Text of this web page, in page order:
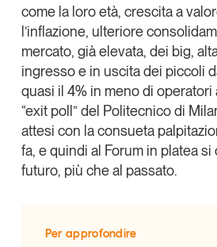
Eventi e formazione
Tutti gli appuntamenti
Chi siamo
Contatti
Tendenze Journal
come la loro età, crescita a
l’inflazione, ulteriore
mercato, già elevata, dei big,
ingresso e in uscita dei piccoli
quasi il 4% in meno di operatori
“exit poll” del Politecnico di
attesi con la consueta
fa, e quindi al Forum in platea
futuro, più che al passato.
Per approfondire